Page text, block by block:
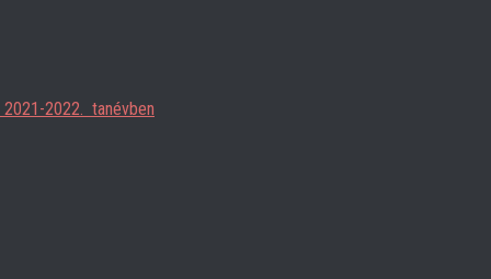
2021-2022. tanévben